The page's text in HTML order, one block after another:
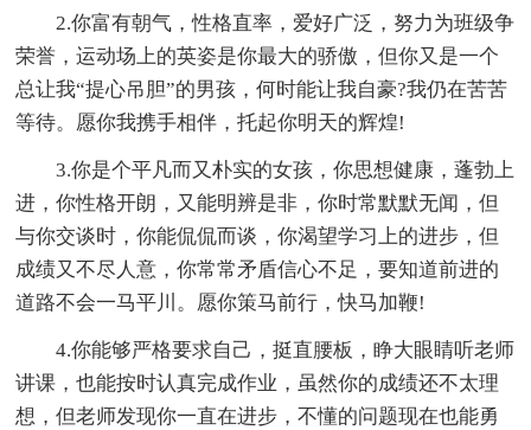
2.你富有朝气，性格直率，爱好广泛，努力为班级争
荣誉，运动场上的英姿是你最大的骄傲，但你又是一个
总让我“提心吊胆”的男孩，何时能让我自豪?我仍在苦苦
等待。愿你我携手相伴，托起你明天的辉煌!
3.你是个平凡而又朴实的女孩，你思想健康，蓬勃上
进，你性格开朗，又能明辨是非，你时常默默无闻，但
与你交谈时，你能侃侃而谈，你渴望学习上的进步，但
成绩又不尽人意，你常常矛盾信心不足，要知道前进的
道路不会一马平川。愿你策马前行，快马加鞭!
4.你能够严格要求自己，挺直腰板，睁大眼睛听老师
讲课，也能按时认真完成作业，虽然你的成绩还不太理
想，但老师发现你一直在进步，不懂的问题现在也能勇